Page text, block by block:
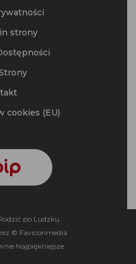
strony
cookies (EU)
po Ludzku.
© Faviconmedia
Najpiękniejsze